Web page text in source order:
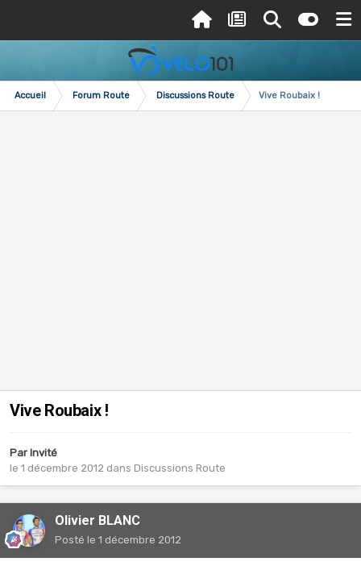
Accueil Forum Route Discussions Route Vive Roubaix !
Vive Roubaix !
Par Invité
le 1 décembre 2012 dans Discussions Route
Olivier BLANC
Posté le 1 décembre 2012